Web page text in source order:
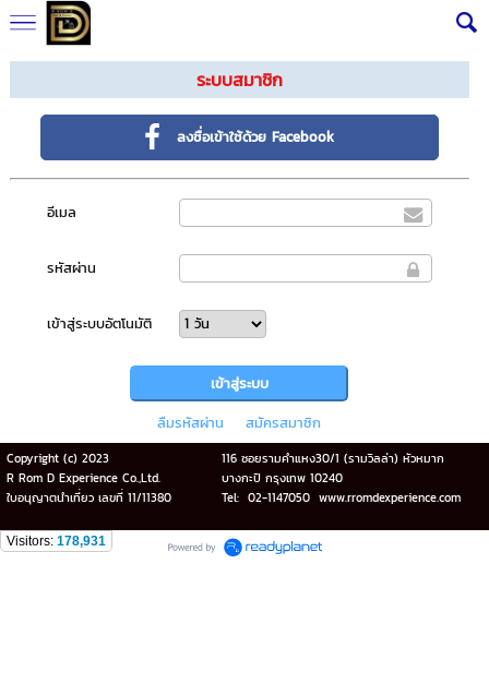
ระบบสมาชิก
ลงชื่อเข้าใช้ด้วย Facebook
อีเมล
รหัสผ่าน
เข้าสู่ระบบอัตโนมัติ
ลืมรหัสผ่าน สมัครสมาชิก
Copyright (c) 2023
116 ซอยรามคำแหง30/1 (รามวิลล่า) หัวหมาก
R Rom D Experience Co.,Ltd.
บางกะปิ กรุงเทพ 10240
ใบอนุญาตนำเที่ยว เลขที่ 11/11380
Tel: 02-1147050 www.rromdexperience.com
Visitors: 178,931